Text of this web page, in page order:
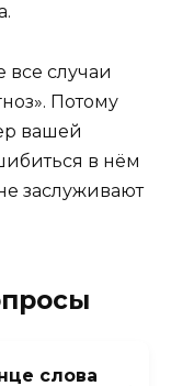
все случаи
Потому
вашей
в нём
заслуживают
слова